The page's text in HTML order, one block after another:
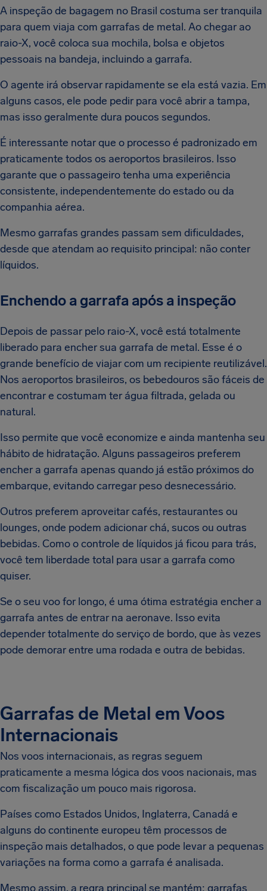
A inspeção de bagagem no Brasil costuma ser tranquila
para quem viaja com garrafas de metal. Ao chegar ao
raio-X, você coloca sua mochila, bolsa e objetos
pessoais na bandeja, incluindo a garrafa.
O agente irá observar rapidamente se ela está vazia. Em
alguns casos, ele pode pedir para você abrir a tampa,
mas isso geralmente dura poucos segundos.
É interessante notar que o processo é padronizado em
praticamente todos os aeroportos brasileiros. Isso
garante que o passageiro tenha uma experiência
consistente, independentemente do estado ou da
companhia aérea.
Mesmo garrafas grandes passam sem dificuldades,
desde que atendam ao requisito principal: não conter
líquidos.
Enchendo a garrafa após a inspeção
Depois de passar pelo raio-X, você está totalmente
liberado para encher sua garrafa de metal. Esse é o
grande benefício de viajar com um recipiente reutilizável.
Nos aeroportos brasileiros, os bebedouros são fáceis de
encontrar e costumam ter água filtrada, gelada ou
natural.
Isso permite que você economize e ainda mantenha seu
hábito de hidratação. Alguns passageiros preferem
encher a garrafa apenas quando já estão próximos do
embarque, evitando carregar peso desnecessário.
Outros preferem aproveitar cafés, restaurantes ou
lounges, onde podem adicionar chá, sucos ou outras
bebidas. Como o controle de líquidos já ficou para trás,
você tem liberdade total para usar a garrafa como
quiser.
Se o seu voo for longo, é uma ótima estratégia encher a
garrafa antes de entrar na aeronave. Isso evita
depender totalmente do serviço de bordo, que às vezes
pode demorar entre uma rodada e outra de bebidas.
Garrafas de Metal em Voos
Internacionais
Nos voos internacionais, as regras seguem
praticamente a mesma lógica dos voos nacionais, mas
com fiscalização um pouco mais rigorosa.
Países como Estados Unidos, Inglaterra, Canadá e
alguns do continente europeu têm processos de
inspeção mais detalhados, o que pode levar a pequenas
variações na forma como a garrafa é analisada.
Mesmo assim, a regra principal se mantém: garrafas